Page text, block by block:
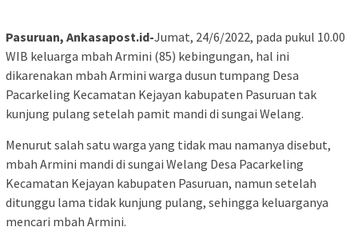
Pasuruan, Ankasapost.id-Jumat, 24/6/2022, pada pukul 10.00
WIB keluarga mbah Armini (85) kebingungan, hal ini
dikarenakan mbah Armini warga dusun tumpang Desa
Pacarkeling Kecamatan Kejayan kabupaten Pasuruan tak
kunjung pulang setelah pamit mandi di sungai Welang.
Menurut salah satu warga yang tidak mau namanya disebut,
mbah Armini mandi di sungai Welang Desa Pacarkeling
Kecamatan Kejayan kabupaten Pasuruan, namun setelah
ditunggu lama tidak kunjung pulang, sehingga keluarganya
mencari mbah Armini.